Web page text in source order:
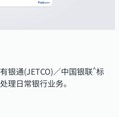
银通(JETCO)／中国银联^标
理日常银行业务。